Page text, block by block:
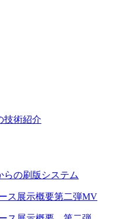
技術紹介
らの刷版システム